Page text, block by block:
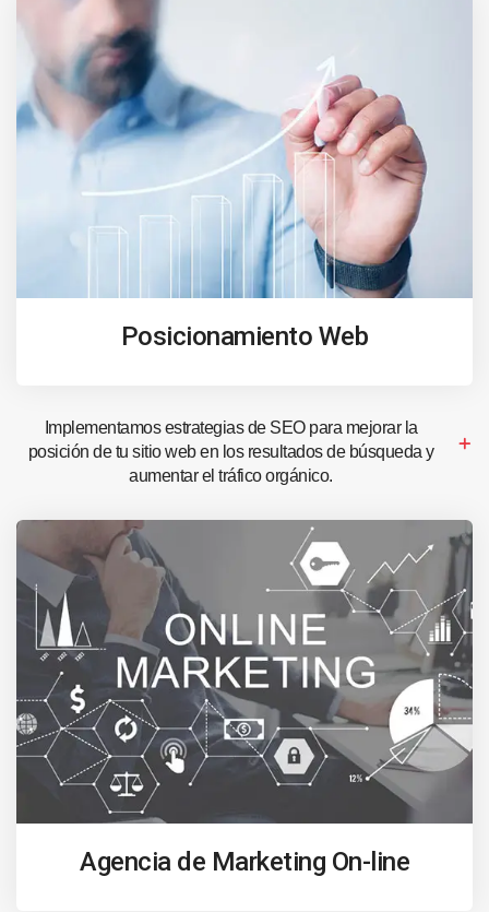
Posicionamiento Web
Implementamos estrategias de SEO para mejorar la
posición de tu sitio web en los resultados de búsqueda y
aumentar el tráfico orgánico.
Agencia de Marketing On-line